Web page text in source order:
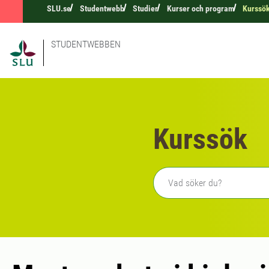
SLU.se Studentwebb Studier Kurser och program
STUDENTWEBBEN
Kurssök
Fritext sökning